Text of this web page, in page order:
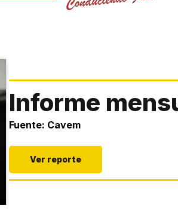
Informe
Fuente: Cavem
Ver reporte